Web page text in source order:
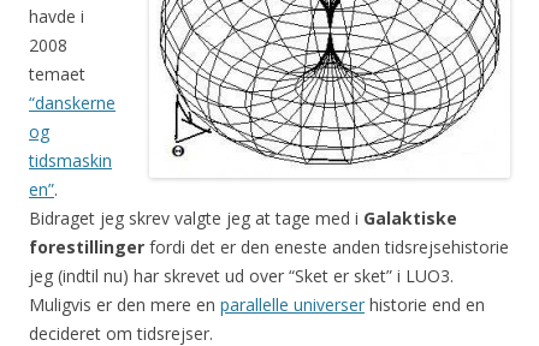
havde i
2008
temaet
“danskerne
og
tidsmaskin
en”.
Bidraget jeg skrev valgte jeg at tage med i Galaktiske
forestillinger fordi det er den eneste anden tidsrejsehistorie
jeg (indtil nu) har skrevet ud over “Sket er sket” i LUO3.
Muligvis er den mere en parallelle universer historie end en
decideret om tidsrejser.